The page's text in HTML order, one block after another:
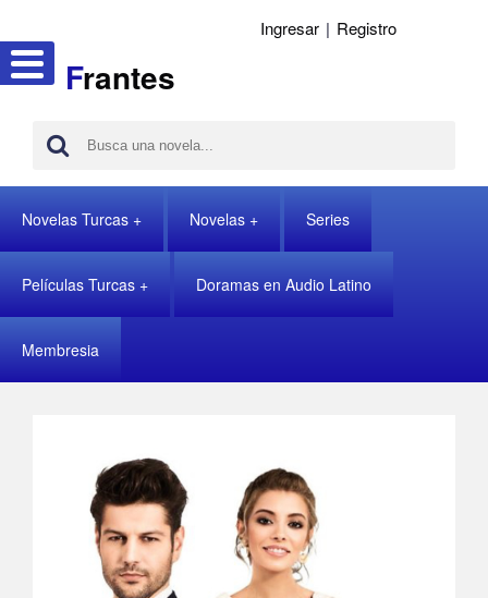
Frantes
Ingresar | Registro
Novelas Turcas Novelas Series
Películas Turcas Doramas en Audio Latino
Membresia